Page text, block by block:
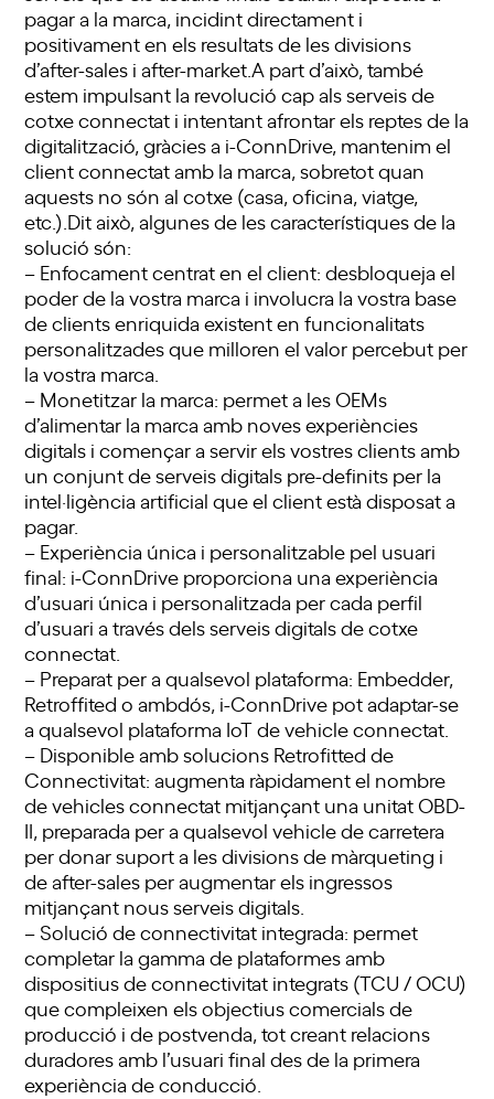
pagar a la marca, incidint directament i
positivament en els resultats de les divisions
d’after-sales i after-market.A part d’això, també
estem impulsant la revolució cap als serveis de
cotxe connectat i intentant afrontar els reptes de la
digitalització, gràcies a i-ConnDrive, mantenim el
client connectat amb la marca, sobretot quan
aquests no són al cotxe (casa, oficina, viatge,
etc.).Dit això, algunes de les característiques de la
solució són:
– Enfocament centrat en el client: desbloqueja el
poder de la vostra marca i involucra la vostra base
de clients enriquida existent en funcionalitats
personalitzades que milloren el valor percebut per
la vostra marca.
– Monetitzar la marca: permet a les OEMs
d’alimentar la marca amb noves experiències
digitals i començar a servir els vostres clients amb
un conjunt de serveis digitals pre-definits per la
intel·ligència artificial que el client està disposat a
pagar.
– Experiència única i personalitzable pel usuari
final: i-ConnDrive proporciona una experiència
d’usuari única i personalitzada per cada perfil
d’usuari a través dels serveis digitals de cotxe
connectat.
– Preparat per a qualsevol plataforma: Embedder,
Retroffited o ambdós, i-ConnDrive pot adaptar-se
a qualsevol plataforma IoT de vehicle connectat.
– Disponible amb solucions Retrofitted de
Connectivitat: augmenta ràpidament el nombre
de vehicles connectat mitjançant una unitat OBD-
II, preparada per a qualsevol vehicle de carretera
per donar suport a les divisions de màrqueting i
de after-sales per augmentar els ingressos
mitjançant nous serveis digitals.
– Solució de connectivitat integrada: permet
completar la gamma de plataformes amb
dispositius de connectivitat integrats (TCU / OCU)
que compleixen els objectius comercials de
producció i de postvenda, tot creant relacions
duradores amb l’usuari final des de la primera
experiència de conducció.